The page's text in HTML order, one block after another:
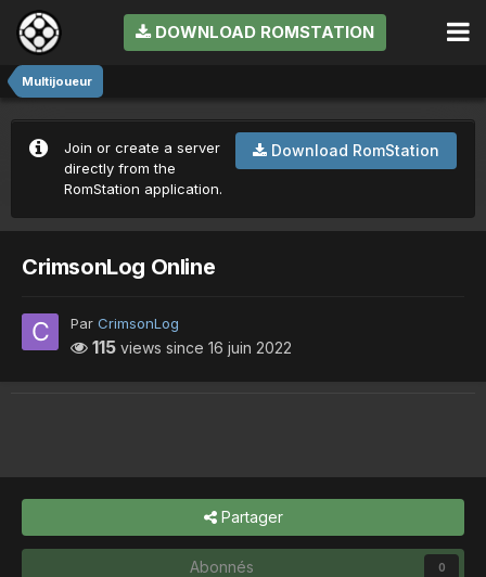
DOWNLOAD ROMSTATION
Multijoueur
Download RomStation
Join or create a server
directly from the
RomStation application.
CrimsonLog Online
Par CrimsonLog
115 views since 16 juin 2022
Partager
Abonnés 0